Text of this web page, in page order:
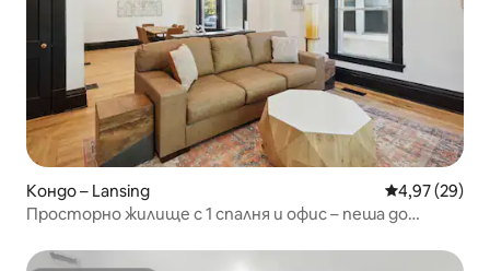
Кондо – Lansing Средна
4,97 (29)
Просторно жилище с 1 спалня и офис – пеша до